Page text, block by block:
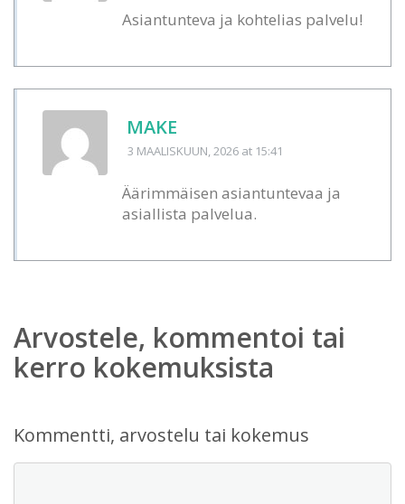
Asiantunteva ja kohtelias palvelu!
MAKE
3 MAALISKUUN, 2026 at 15:41
Äärimmäisen asiantuntevaa ja
asiallista palvelua.
Arvostele, kommentoi tai
kerro kokemuksista
Kommentti, arvostelu tai kokemus